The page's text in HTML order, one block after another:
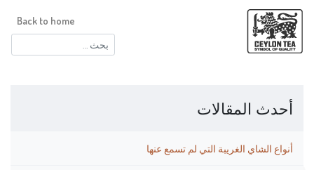
البحث
عن:
Back to home
أحدث المقالات
أنواع الشاي الغريبة التي لم تسمع عنها